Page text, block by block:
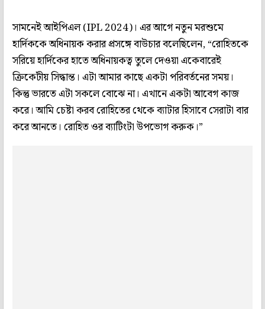
সামনেই আইপিএল (IPL 2024)। এর আগে নতুন মরশুমে
হার্দিককে অধিনায়ক করার প্রসঙ্গে বাউচার বলেছিলেন, “রোহিতকে
সরিয়ে হার্দিকের হাতে অধিনায়কত্ব তুলে দেওয়া একেবারেই
ক্রিকেটীয় সিদ্ধান্ত। এটা আমার কাছে একটা পরিবর্তনের সময়।
কিন্তু ভারতে এটা সকলে বোঝে না। এখানে একটা আবেগ কাজ
করে। আমি চেষ্টা করব রোহিতের থেকে ব্যাটার হিসাবে সেরাটা বার
করে আনতে। রোহিত ওর ব্যাটিংটা উপভোগ করুক।”